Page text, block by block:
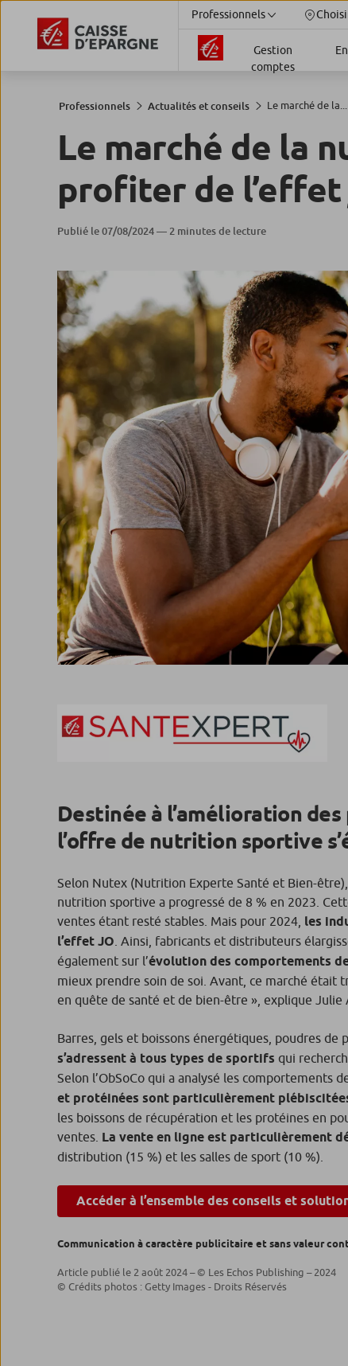
Professionnels
Gestion
comptes
Professionnels Actualités et conseils Le marché de la...
Le marché de la
profiter de
Publié le 07/08/2024 — 2 minutes de lecture
Destinée à l’amélioration
l’offre de nutrition sportive
Selon Nutex (Nutrition Experte Santé et Bien-
nutrition sportive a progressé de 8 % en 2023.
ventes étant resté stables. Mais pour 2024, les
l’effet JO . Ainsi, fabricants et distributeurs
également sur l’évolution des comportements
mieux prendre soin de soi. Avant, ce marché était
en quête de santé et de bien-être », explique Julie
Barres, gels et boissons énergétiques, poudres
s’adressent à tous types de sportifs qui
Selon l’ObSoCo qui a analysé les
et protéinées sont particulièrement
les boissons de récupération et les protéines en
ventes. La vente en ligne est particulièrement
distribution (15 %) et les salles de sport (10 %).
Accéder à l’ensemble des conseils et
Communication à caractère publicitaire et sans valeur
Article publié le 2 août 2024 – © Les Echos Publishing – 2024
© Crédits photos : Getty Images - Droits Réservés